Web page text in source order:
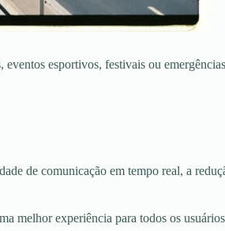
esportivos, festivais ou
de comunicação em tempo real, a
melhor experiência para todos os